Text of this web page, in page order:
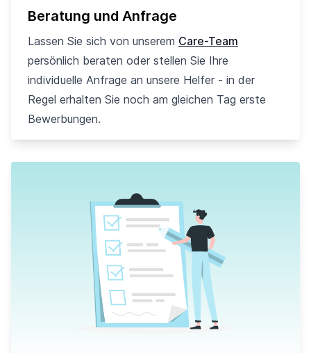
Beratung und Anfrage
Lassen Sie sich von unserem Care-Team
persönlich beraten oder stellen Sie Ihre
individuelle Anfrage an unsere Helfer - in der
Regel erhalten Sie noch am gleichen Tag erste
Bewerbungen.